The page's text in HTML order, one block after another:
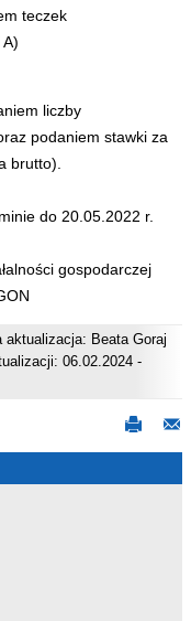
teczek
liczby
podaniem stawki za
brutto).
do 20.05.2022 r.
gospodarczej
aktualizacja: Beata Goraj
06.02.2024 -